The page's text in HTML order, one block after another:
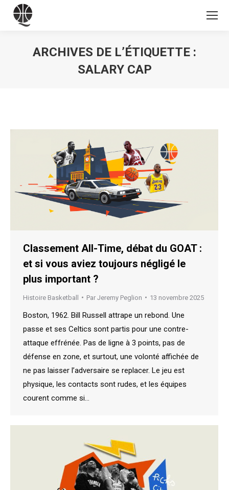
ARCHIVES DE L’ÉTIQUETTE :
SALARY CAP
Classement All-Time, débat du GOAT :
et si vous aviez toujours négligé le
plus important ?
Histoire Basketball Par Jeremy Peglion 13 novembre 2025
Boston, 1962. Bill Russell attrape un rebond. Une
passe et ses Celtics sont partis pour une contre-
attaque effrénée. Pas de ligne à 3 points, pas de
défense en zone, et surtout, une volonté affichée de
ne pas laisser l’adversaire se replacer. Le jeu est
physique, les contacts sont rudes, et les équipes
courent comme si…